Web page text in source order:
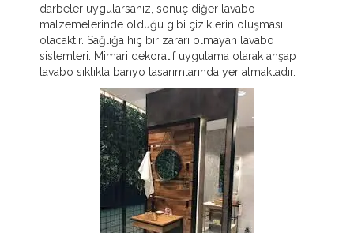
darbeler uygularsanız, sonuç diğer lavabo
malzemelerinde olduğu gibi çiziklerin oluşması
olacaktır. Sağlığa hiç bir zararı olmayan lavabo
sistemleri. Mimari dekoratif uygulama olarak ahşap
lavabo sıklıkla banyo tasarımlarında yer almaktadır.